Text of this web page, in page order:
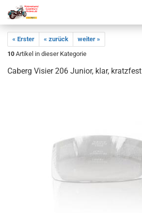
« Erster « zurück
weiter »
10 Artikel in dieser Kategorie
Caberg Visier 206 Junior, klar, kratzfest